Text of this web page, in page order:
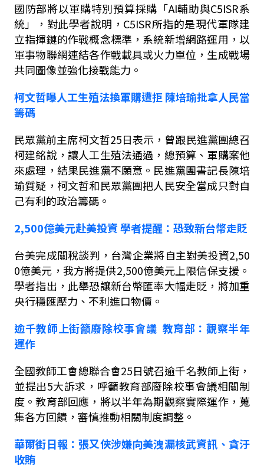
國防部將以軍購特別預算採購「AI輔助與C5ISR系
統」，對此學者說明， C5ISR所指的是現代軍隊建
立指揮鏈的作戰概念標準，系統新增網路運用，以
軍事物聯網連結各作戰載具或火力單位，生成戰場
共同圖像並強化接戰能力。
柯文哲曝人工生殖法換軍購遭拒 陳培瑜批拿人民當
籌碼
民眾黨前主席柯文哲25日表示，曾跟民進黨團總召
柯建銘說，讓人工生殖法通過，總預算、軍購案他
來處理，結果民進黨不願意。民進黨團書記長陳培
瑜質疑，柯文哲和民眾黨團把人民安全當成只對自
己有利的政治籌碼。
2,500億美元赴美投資學者提醒：恐致新台幣走貶
台美完成關稅談判，台灣企業將自主對美投資2,50
0億美元，我方將提供2,500億美元上限信保支援。
學者指出，此舉恐讓新台幣匯率大幅走貶，將加重
央行穩匯壓力、不利進口物價。
逾千教師上街籲廢除校事會議 教育部：觀察半年
運作
全國教師工會總聯合會25日號召逾千名教師上街，
並提出5大訴求，呼籲教育部廢除校事會議相關制
度。教育部回應，將以半年為期觀察實際運作，蒐
集各方回饋，審慎推動相關制度調整。
華爾街日報：張又俠涉嫌向美洩漏核武資訊、貪汙
收賄